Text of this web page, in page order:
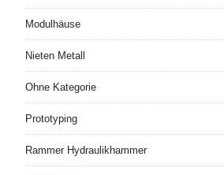
Modulhäuse
Nieten Metall
Ohne Kategorie
Prototyping
Rammer Hydraulikhammer